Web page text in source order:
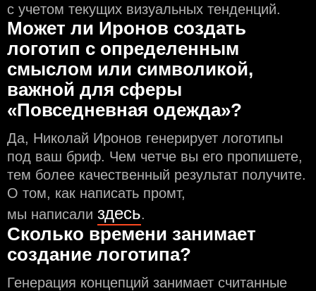
с учeтом текущих визуальных тенденций.
Может ли Иронов создать
логотип с определeнным
смыслом или символикой,
важной для сферы
«Повседневная одежда»?
Да, Николай Иронов генерирует логотипы
под ваш бриф. Чем чeтче вы его пропишете,
тем более качественный результат получите.
О том, как написать промт,
мы написали здесь.
Сколько времени занимает
создание логотипа?
Генерация концепций занимает считанные